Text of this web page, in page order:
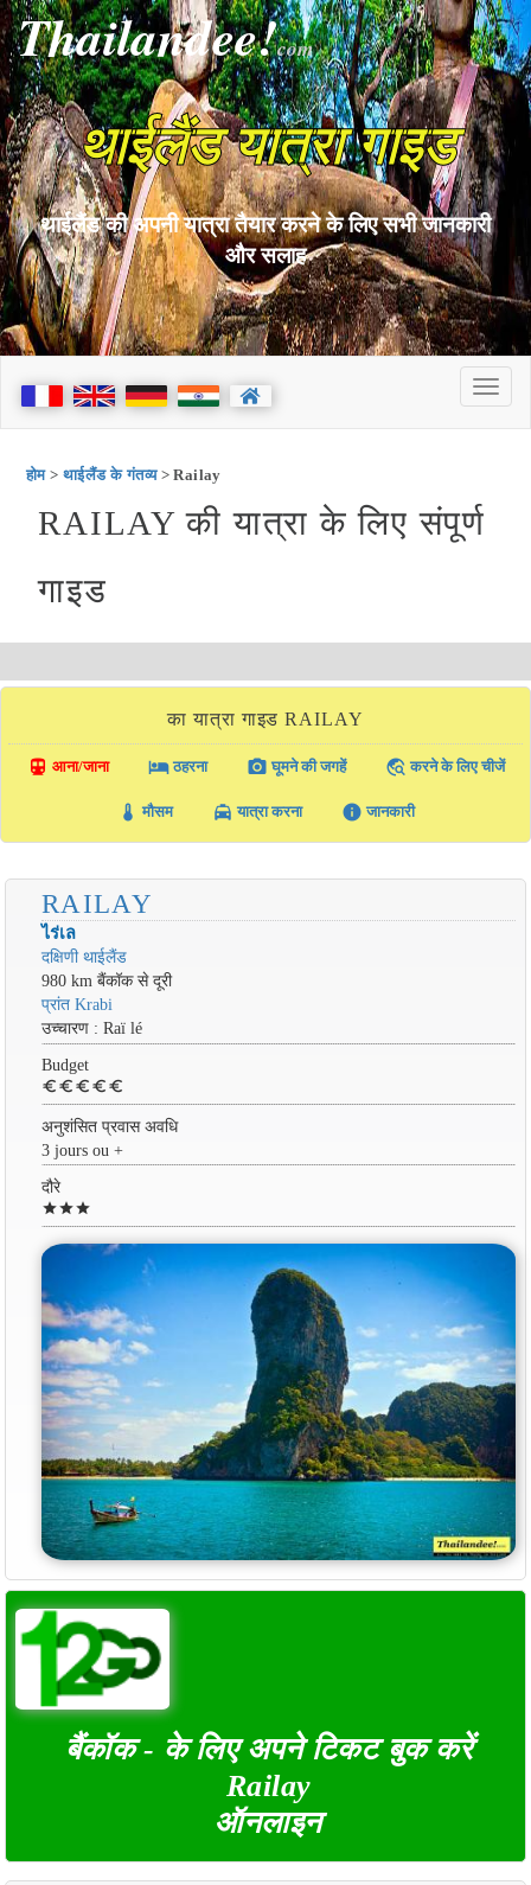
Thailandee!com
थाईलैंड यात्रा गाइड
थाईलैंड की अपनी यात्रा तैयार करने के लिए सभी जानकारी
और सलाह
होम>थाईलैंड के गंतव्य> Railay
RAILAY की यात्रा के लिए संपूर्ण
गाइड
का यात्रा गाइड RAILAY
directions_transit आना/जाना local_hotelठहरना photo_camera घूमने की जगहें travel_explore करने के लिए चीजें
thermostat मौसम local_taxi यात्रा करना info जानकारी
RAILAY
ไร่เล
दक्षिणी थाईलैंड
980 km बैंकॉक से दूरी
प्रांत Krabi
उच्चारण : Raï lé
Budget
euro euro euro euro euro
अनुशंसित प्रवास अवधि
3 jours ou +
दौरे
starstarstar
बैंकॉक - के लिए अपने टिकट बुक करें
Railay
ऑनलाइन